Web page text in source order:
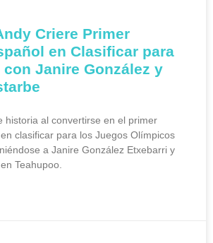
Criere Primer
en Clasificar para
con Janire González y
historia al convertirse en el primer
clasificar para los Juegos Olímpicos
a Janire González Etxebarri y
Teahupoo.